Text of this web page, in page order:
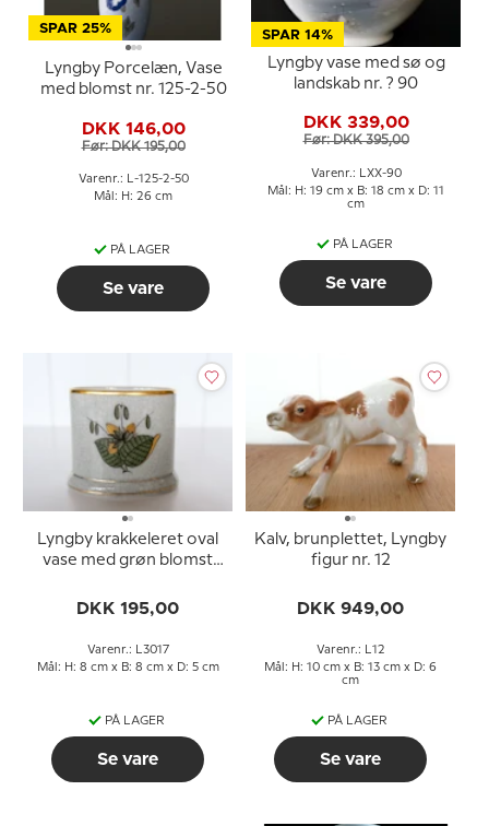
SPAR 25%
Lyngby Porcelæn, Vase
med blomst nr. 125-2-50
DKK 146,00
Før: DKK 195,00
Varenr.: L-125-2-50
Mål: H: 26 cm
PÅ LAGER
Se vare
SPAR 14%
Lyngby vase med sø og
landskab nr. ? 90
DKK 339,00
Før: DKK 395,00
Varenr.: LXX-90
Mål: H: 19 cm x B: 18 cm x D: 11
cm
PÅ LAGER
Se vare
Lyngby krakkeleret oval
vase med grøn blomst
DKK 195,00
Varenr.: L3017
Mål: H: 8 cm x B: 8 cm x D: 5 cm
PÅ LAGER
Se vare
Kalv, brunplettet, Lyngby
figur nr. 12
DKK 949,00
Varenr.: L12
Mål: H: 10 cm x B: 13 cm x D: 6
cm
PÅ LAGER
Se vare